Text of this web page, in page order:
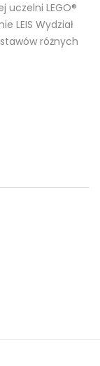
uczelni LEGO®
LEIS Wydział
różnych